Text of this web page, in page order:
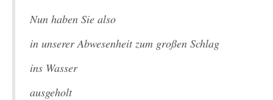
Nun haben Sie also
in unserer Abwesenheit zum großen Schlag
ins Wasser
ausgeholt